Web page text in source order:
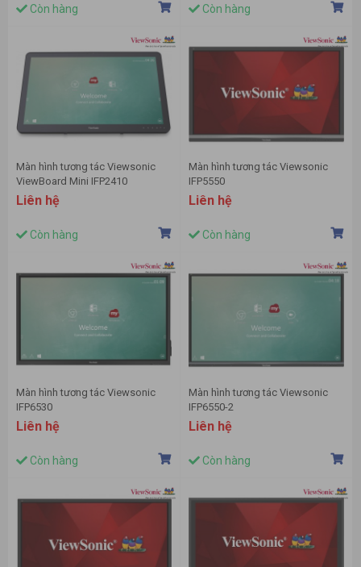
Còn hàng Còn hàng
Màn hình tương tác Viewsonic
ViewBoard Mini IFP2410
Liên hệ
Còn hàng
Màn hình tương tác Viewsonic
IFP5550
Liên hệ
Còn hàng
Màn hình tương tác Viewsonic
IFP6530
Liên hệ
Còn hàng
Màn hình tương tác Viewsonic
IFP6550-2
Liên hệ
Còn hàng